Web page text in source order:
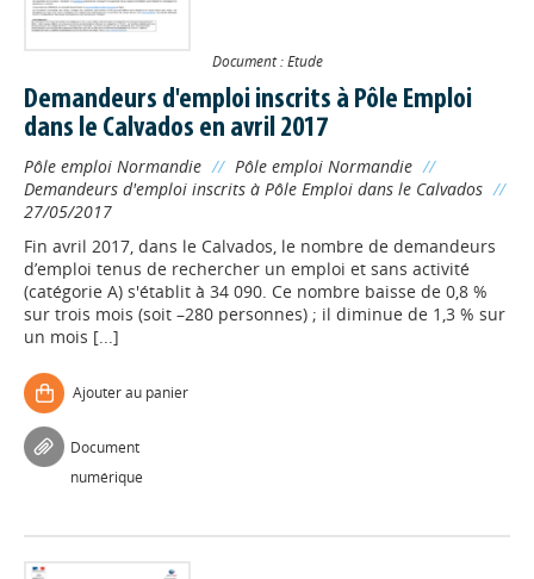
Document : Etude
Demandeurs d'emploi inscrits à Pôle Emploi
dans le Calvados en avril 2017
Pôle emploi Normandie // Pôle emploi Normandie //
Demandeurs d'emploi inscrits à Pôle Emploi dans le Calvados //
27/05/2017
Fin avril 2017, dans le Calvados, le nombre de demandeurs
d’emploi tenus de rechercher un emploi et sans activité
(catégorie A) s'établit à 34 090. Ce nombre baisse de 0,8 %
sur trois mois (soit –280 personnes) ; il diminue de 1,3 % sur
un mois [...]
Ajouter au panier
Document
numérique